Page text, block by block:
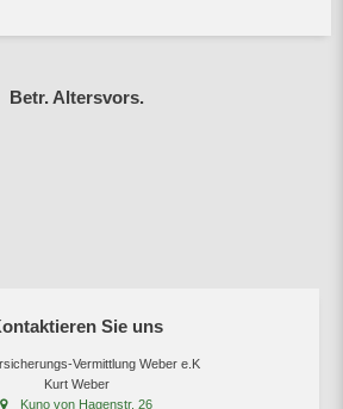
Betr. Altersvors.
Sie uns
Vermittlung Weber e.K
Kurt Weber
Kuno von Hagenstr. 26